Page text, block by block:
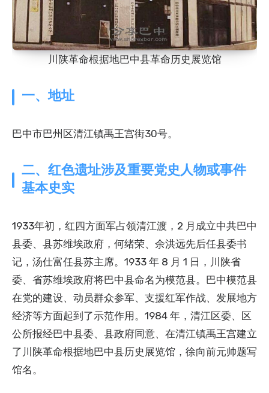
川陕革命根据地巴中县革命历史展览馆
一、地址
巴中市巴州区清江镇禹王宫街30号。
二、红色遗址涉及重要党史人物或事件
基本史实
1933年初，红四方面军占领清江渡，2 月成立中共巴中
县委、县苏维埃政府，何绪荣、余洪远先后任县委书
记，汤仕富任县苏主席。1933 年 8 月 1 日，川陕省
委、省苏维埃政府将巴中县命名为模范县。巴中模范县
在党的建设、动员群众参军、支援红军作战、发展地方
经济等方面起到了示范作用。1984 年，清江区委、区
公所报经巴中县委、县政府同意、在清江镇禹王宫建立
了川陕革命根据地巴中县历史展览馆，徐向前元帅题写
馆名。